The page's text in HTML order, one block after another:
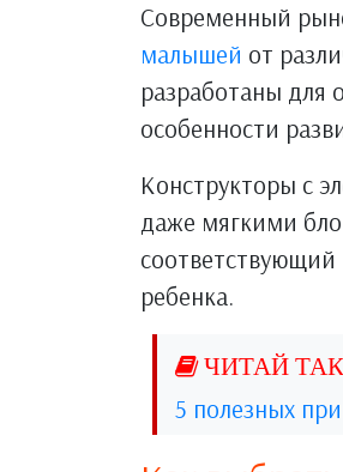
Современный
малышей от
разработаны для
особенности
Конструкторы с
даже мягкими
ребенка.
5 полезных